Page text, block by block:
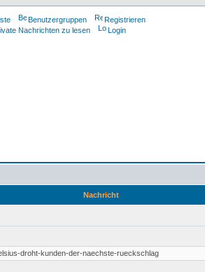
Benutzergruppen
Registrieren
Nachrichten zu lesen Login
Nachricht
droht-kunden-der-naechste-rueckschlag